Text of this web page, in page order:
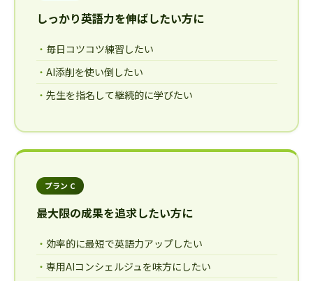
しっかり英語力を伸ばしたい方に
毎日コツコツ練習したい
AI添削を使い倒したい
先生を指名して継続的に学びたい
プラン C
最大限の成果を追求したい方に
効率的に最短で英語力アップしたい
専用AIコンシェルジュを味方にしたい